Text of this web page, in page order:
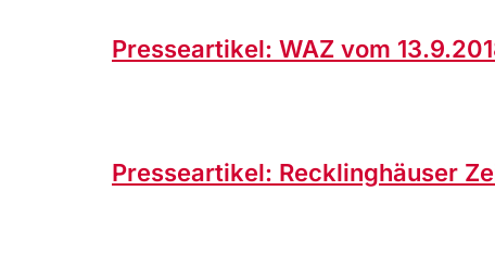
Presseartikel: WAZ vom
Presseartikel: Recklinghäuser